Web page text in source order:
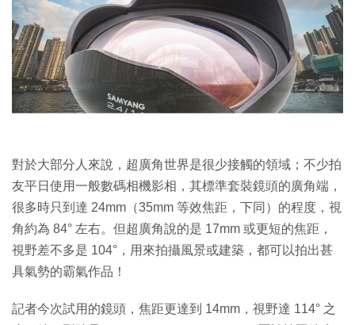
Enterprise Digital Transformation
特集
對於大部分人來說，超廣角世界是很少接觸的領域；不少拍
友平日使用一般數碼相機影相，其標準套裝鏡頭的廣角端，
很多時只到達 24mm（35mm 等效焦距，下同）的程度，視
角約為 84° 左右。但超廣角說的是 17mm 或更短的焦距，
視野差不多是 104°，用來拍攝風景或建築，都可以拍出甚
具氣勢的霸氣作品！
記者今次試用的鏡頭，焦距更達到 14mm，視野達 114° 之